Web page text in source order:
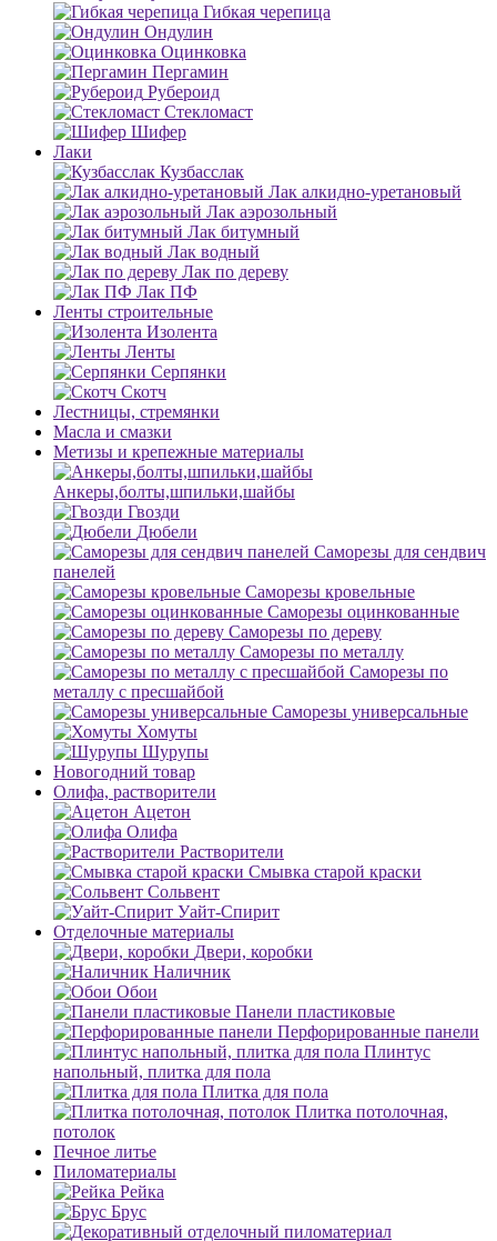
Гибкая черепица
Ондулин
Оцинковка
Пергамин
Рубероид
Стекломаст
Шифер
Лаки
Кузбасслак
Лак алкидно-уретановый
Лак аэрозольный
Лак битумный
Лак водный
Лак по дереву
Лак ПФ
Ленты строительные
Изолента
Ленты
Серпянки
Скотч
Лестницы, стремянки
Масла и смазки
Метизы и крепежные материалы
Анкеры,болты,шпильки,шайбы
Гвозди
Дюбели
Саморезы для сендвич
панелей
Саморезы кровельные
Саморезы оцинкованные
Саморезы по дереву
Саморезы по металлу
Саморезы по
металлу с пресшайбой
Саморезы универсальные
Хомуты
Шурупы
Новогодний товар
Олифа, растворители
Ацетон
Олифа
Растворители
Смывка старой краски
Сольвент
Уайт-Спирит
Отделочные материалы
Двери, коробки
Наличник
Обои
Панели пластиковые
Перфорированные панели
Плинтус
напольный, плитка для пола
Плитка для пола
Плитка потолочная,
потолок
Печное литье
Пиломатериалы
Рейка
Брус